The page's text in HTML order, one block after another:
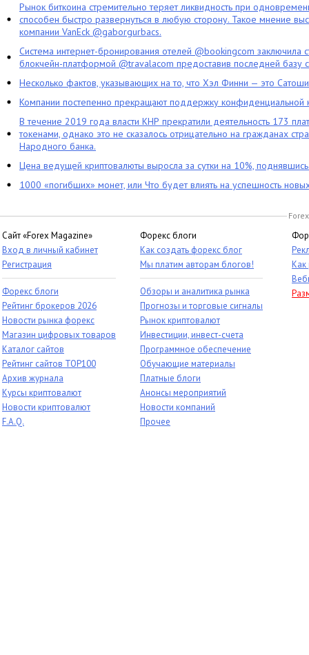
Рынок биткоина стремительно теряет ликвидность при
способен быстро развернуться в любую сторону. Такое мнение
компании VanEck @gaborgurbacs.
Система интернет-бронирования отелей @bookingcom заключила
блокчейн-платформой @travalacom предоставив последней базу
Несколько фактов, указывающих на то, что Хэл Финни — это
Компании постепенно прекращают поддержку конфиденциальной
В течение 2019 года власти КНР прекратили деятельность 173
токенами, однако это не сказалось отрицательно на гражданах
Народного банка.
Цена ведущей криптовалюты выросла за сутки на 10%,
1000 «погибших» монет, или Что будет влиять на успешность
Сайт «Forex Magazine»
Вход в личный кабинет
Регистрация
Форекс блоги
Рейтинг брокеров 2026
Новости рынка форекс
Магазин цифровых товаров
Каталог сайтов
Рейтинг сайтов TOP100
Архив журнала
Курсы криптовалют
Новости криптовалют
F.A.Q.
Форекс блоги
Как создать форекс блог
Мы платим авторам блогов!
Обзоры и аналитика рынка
Прогнозы и торговые сигналы
Рынок криптовалют
Инвестиции, инвест-счета
Программное обеспечение
Обучающие материалы
Платные блоги
Анонсы мероприятий
Новости компаний
Прочее
Как